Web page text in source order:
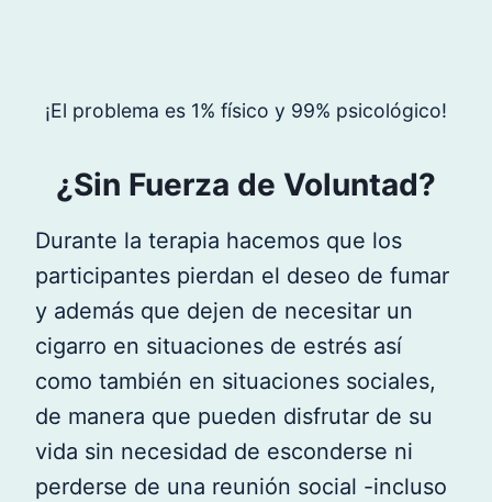
¡El problema es 1% físico y 99% psicológico!
¿Sin Fuerza de Voluntad?
Durante la terapia hacemos que los
participantes pierdan el deseo de fumar
y además que dejen de necesitar un
cigarro en situaciones de estrés así
como también en situaciones sociales,
de manera que pueden disfrutar de su
vida sin necesidad de esconderse ni
perderse de una reunión social -incluso